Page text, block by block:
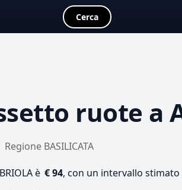
Cerca
ruote a
Regione BASILICATA
è € 94, con un intervallo